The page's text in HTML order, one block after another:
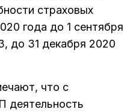
страховых
года до 1 сентября
до 31 декабря 2020
что с
деятельность